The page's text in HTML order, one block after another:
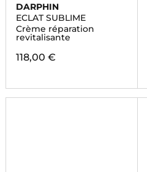
DARPHIN
ECLAT SUBLIME
Crème réparation
revitalisante
118,00 €